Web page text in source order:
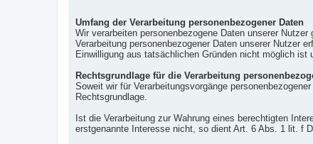
Umfang der Verarbeitung personenbezogener Daten
Wir verarbeiten personenbezogene Daten unserer
Verarbeitung personenbezogener Daten unserer Nutzer
Einwilligung aus tatsächlichen Gründen nicht möglich
Rechtsgrundlage für die Verarbeitung
Soweit wir für Verarbeitungsvorgänge
Rechtsgrundlage.
Ist die Verarbeitung zur Wahrung eines berechtigten
erstgenannte Interesse nicht, so dient Art. 6 Abs. 1 lit. f